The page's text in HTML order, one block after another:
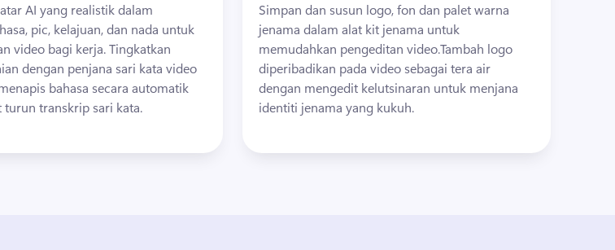
AI yang realistik dalam
pic, kelajuan, dan nada untuk
video bagi kerja. Tingkatkan
dengan penjana sari kata video
bahasa secara automatik
turun transkrip sari kata.
Simpan dan susun logo, fon dan palet warna
jenama dalam alat kit jenama untuk
memudahkan pengeditan video.Tambah logo
diperibadikan pada video sebagai tera air
dengan mengedit kelutsinaran untuk menjana
identiti jenama yang kukuh.